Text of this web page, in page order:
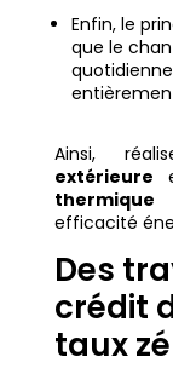
Enfin, le
que le
Ainsi,
extérieure
efficacité
Des
crédit
taux